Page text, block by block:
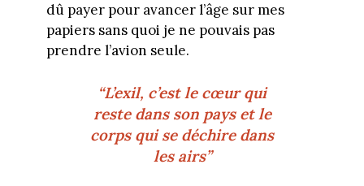
dû payer pour avancer l’âge sur mes
papiers sans quoi je ne pouvais pas
prendre l’avion seule.
“L’exil, c’est le cœur qui
reste dans son pays et le
corps qui se déchire dans
les airs”